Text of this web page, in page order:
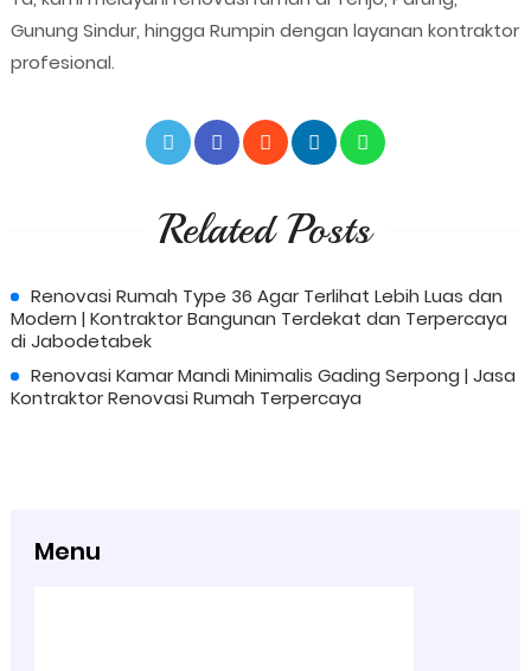
Gunung Sindur, hingga Rumpin dengan layanan kontraktor
profesional.
Related Posts
Renovasi Rumah Type 36 Agar Terlihat Lebih Luas dan
Modern | Kontraktor Bangunan Terdekat dan Terpercaya
di Jabodetabek
Renovasi Kamar Mandi Minimalis Gading Serpong | Jasa
Kontraktor Renovasi Rumah Terpercaya
Menu